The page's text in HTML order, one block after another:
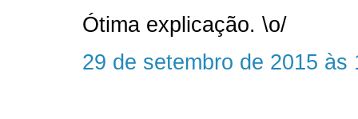
Ótima explicação. \o/
29 de setembro de 2015 às